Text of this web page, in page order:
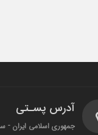
آدرس پسـتی
جمهوری اسلامی ایران -